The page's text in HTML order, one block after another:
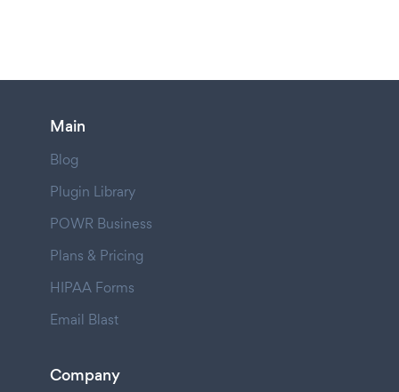
Main
Blog
Plugin Library
POWR Business
Plans & Pricing
HIPAA Forms
Email Blast
Company